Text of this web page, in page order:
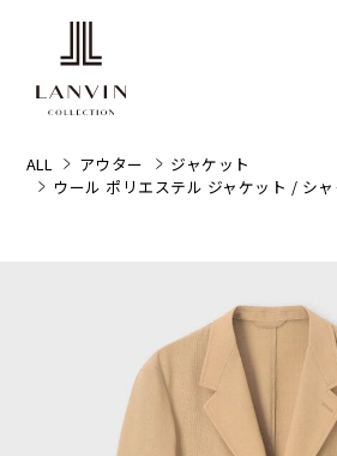
ALL アウター
ジャケット
ウール ポリエステル ジャケット / シ